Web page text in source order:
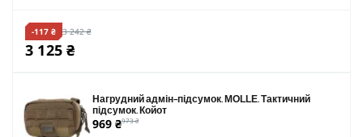
-117 ₴ 3 242 ₴
3 125 ₴
Нагрудний адмін-підсумок. MOLLE. Тактичний
підсумок. Койот
969 ₴973 ₴